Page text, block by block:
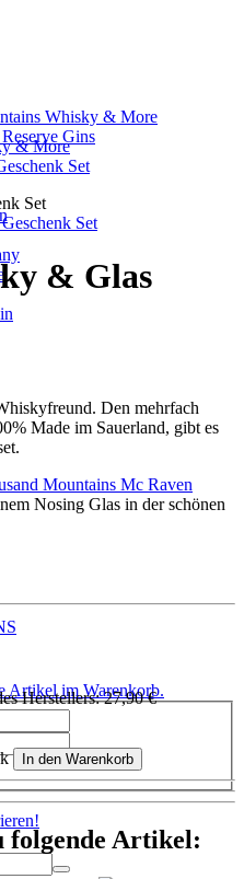
Whisky & More
Gins
Artikel im Warenkorb.
& More
Set
Set
& Glas
Den mehrfach
Made im Sauerland, gibt es
Mountains Mc Raven
Nosing Glas in der schönen
Herstellers:27,90 €
In den Warenkorb
folgende Artikel: